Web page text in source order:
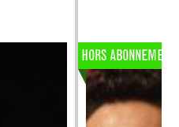
HORS ABONNEMENT